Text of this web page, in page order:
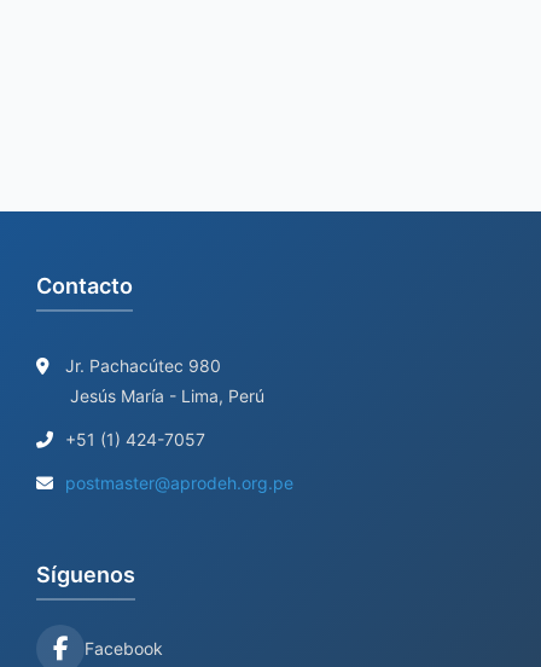
Contacto
Jr. Pachacútec 980
Jesús María - Lima, Perú
+51 (1) 424-7057
postmaster@aprodeh.org.pe
Síguenos
Facebook